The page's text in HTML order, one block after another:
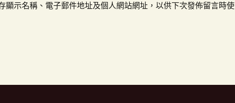
顯示名稱、電子郵件地址及個人網站網址，以供下次發佈留言時使